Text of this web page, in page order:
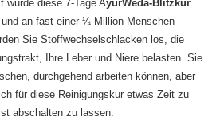
wurde diese 7-Tage AyurWeda-Blitzkur
an fast einer ¼ Million Menschen
Sie Stoffwechselschlacken los, die
Ihre Leber und Niere belasten. Sie
durchgehend arbeiten können, aber
für diese Reinigungskur etwas Zeit zu
abschalten zu lassen.